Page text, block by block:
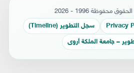
محفوظة 1996 - 2026
سجل التطوير (Timeline)
– جامعة الملكة أروى